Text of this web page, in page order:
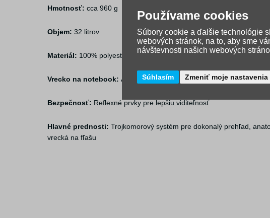
Hmotnosť: cca 960 g
Objem: 32 litrov
Materiál: 100% polyester (vodeodolný a oteruvzdorný)
Vrecko na notebook: Áno, polstrované (pre zariadenia do veľkosti
Bezpečnosť: Reflexné prvky pre lepšiu viditeľnosť
Hlavné prednosti: Trojkomorový systém pre dokonalý prehľad,
vrecká na fľašu
Používame cookies
Súbory cookie a ďalšie technológie
webových stránok, na to, aby sme
návštevnosti našich webových
Súhlasím Zmeniť moje nastavenia